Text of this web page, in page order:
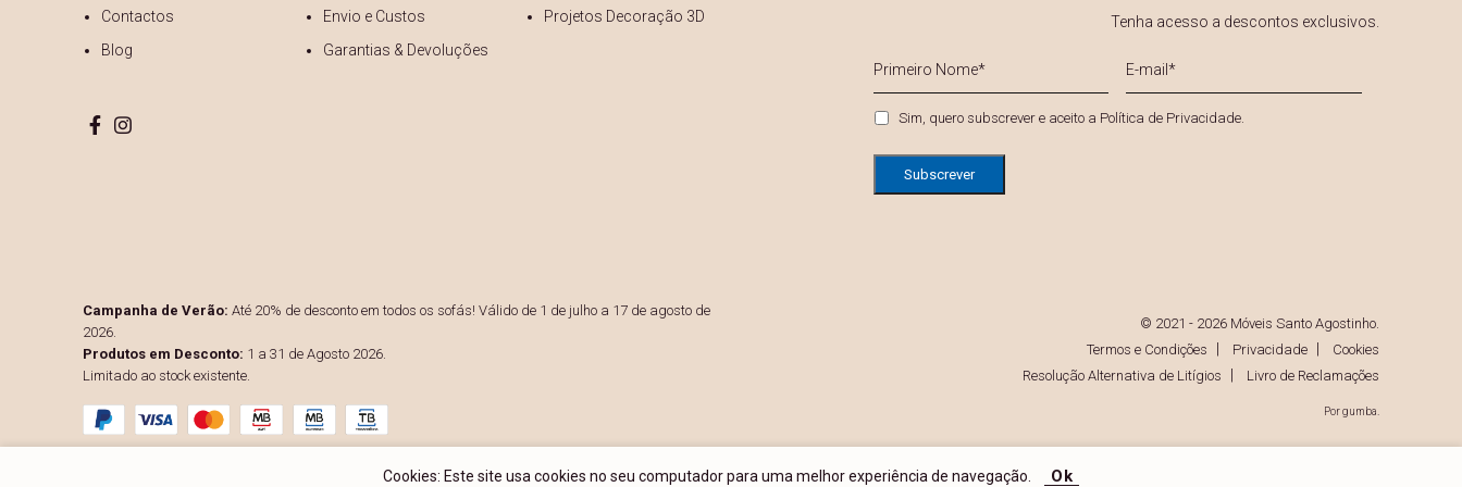
Contactos
Blog
Envio e Custos
Garantias & Devoluções
Projetos Decoração 3D
Tenha acesso a descontos exclusivos.
Nome
*
mail
Privacidade *
Sim, quero subscrever e aceito a Política de Privacidade.
Campanha de Verão: Até 20% de desconto em todos os sofás! Válido de 1 de julho a 17 de agosto de
2026.
Produtos em Desconto: 1 a 31 de Agosto 2026.
Limitado ao stock existente.
© 2021 - 2026 Móveis Santo Agostinho.
Termos e Condições
Privacidade
Cookies
Resolução Alternativa de Litígios
Livro de Reclamações
Porgumba
Cookies: Este site usa cookies no seu computador para uma melhor experiência de navegação. Ok